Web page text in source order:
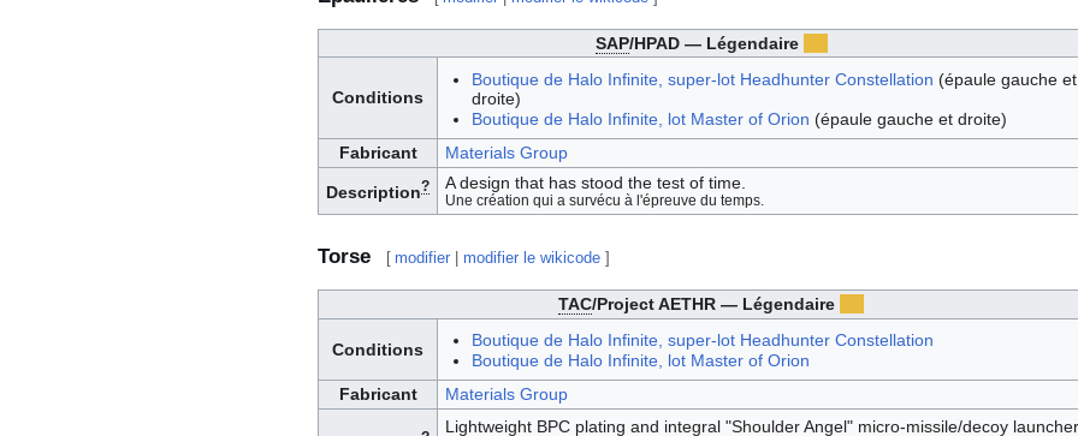
SAP/HPAD — Légendaire
Conditions
Boutique de Halo Infinite, super-lot Headhunter Constellation (épaule gauche et
droite)
Boutique de Halo Infinite, lot Master of Orion (épaule gauche et droite)
Fabricant
Materials Group
Description? A design that has stood the test of time.
Une création qui a survécu à l'épreuve du temps.
Torse [ modifier |modifier le wikicode ]
TAC/Project AETHR — Légendaire
Conditions
Boutique de Halo Infinite, super-lot Headhunter Constellation
Boutique de Halo Infinite, lot Master of Orion
Fabricant
Materials Group
Lightweight BPC plating and integral "Shoulder Angel" micro-missile/decoy